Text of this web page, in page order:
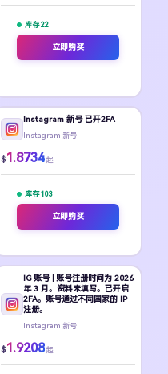
库存 22
立即购买
Instagram 新号 已开2FA
Instagram 新号
$1.8734 起
库存 103
立即购买
IG 账号 | 账号注册时间为 2026
年 3 月。资料未填写。已开启
2FA。账号通过不同国家的 IP
注册。
Instagram 新号
$1.9208 起